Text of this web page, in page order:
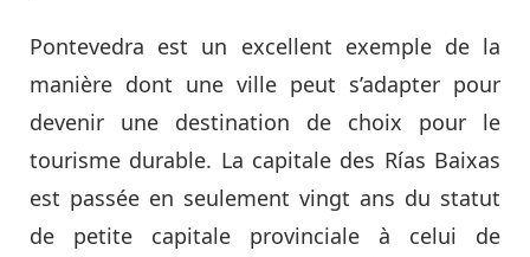
Pontevedra est un excellent exemple de la
manière dont une ville peut s’adapter pour
devenir une destination de choix pour le
tourisme durable. La capitale des Rías Baixas
est passée en seulement vingt ans du statut
de petite capitale provinciale à celui de